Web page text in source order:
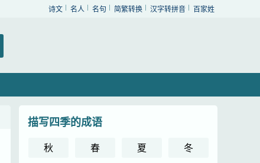
诗文 名人 名句 简繁转换 汉字转拼音 百家姓
描写四季的成语
秋 春 夏 冬